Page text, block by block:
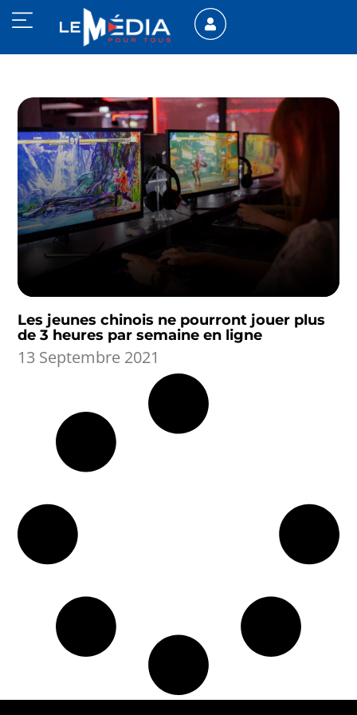
Les jeunes chinois ne pourront jouer plus
de 3 heures par semaine en ligne
13 Septembre 2021